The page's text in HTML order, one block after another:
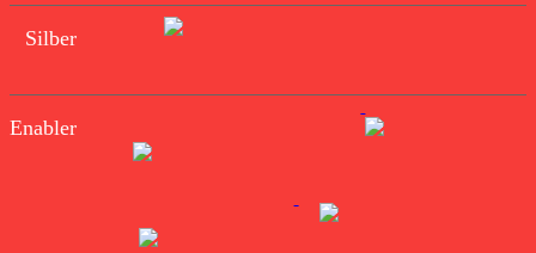
Silber
Enabler